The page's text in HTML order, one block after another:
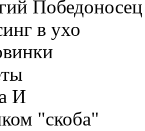
Победоносец
в ухо
И
"скоба"